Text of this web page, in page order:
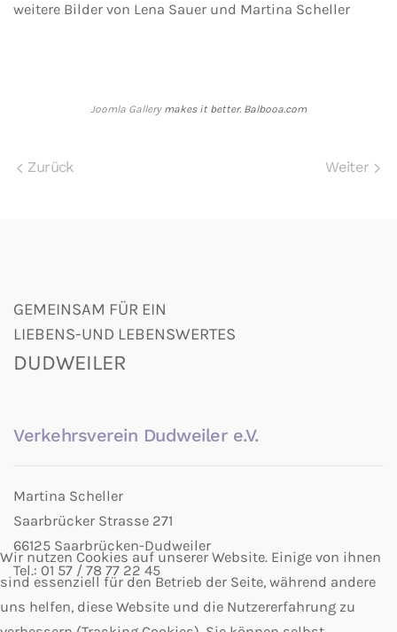
weitere Bilder von Lena Sauer und Martina Scheller
Joomla Gallerymakes it better. Balbooa.com
Zurück Weiter
GEMEINSAM FÜR EIN
LIEBENS-UND LEBENSWERTES
DUDWEILER
Verkehrsverein Dudweiler e.V.
Martina Scheller
Saarbrücker Strasse 271
66125 Saarbrücken-Dudweiler
Tel.: 01 57 / 78 77 22 45
Wir nutzen Cookies auf unserer Website. Einige von ihnen
sind essenziell für den Betrieb der Seite, während andere
uns helfen, diese Website und die Nutzererfahrung zu